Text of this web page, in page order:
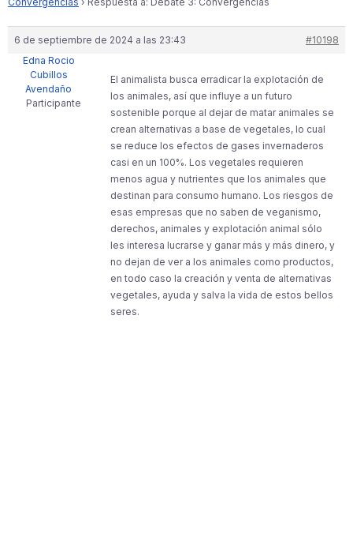
6 de septiembre de 2024 a las 23:43
#10198
Edna Rocio
Cubillos
Avendaño
Participante
El animalista busca erradicar la explotación de
los animales, así que influye a un futuro
sostenible porque al dejar de matar animales se
crean alternativas a base de vegetales, lo cual
se reduce los efectos de gases invernaderos
casi en un 100%. Los vegetales requieren
menos agua y nutrientes que los animales que
destinan para consumo humano. Los riesgos de
esas empresas que no saben de veganismo,
derechos, animales y explotación animal sólo
les interesa lucrarse y ganar más y más dinero, y
no dejan de ver a los animales como productos,
en todo caso la creación y venta de alternativas
vegetales, ayuda y salva la vida de estos bellos
seres.